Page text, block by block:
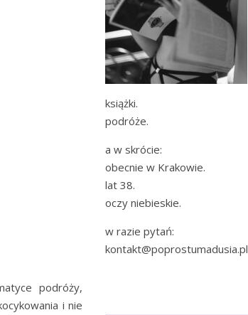
podróży,
i nie
książki.
podróże.
a w skrócie:
obecnie w Krakowie.
lat 38.
oczy niebieskie.
w razie pytań:
kontakt@poprostumadusia.pl